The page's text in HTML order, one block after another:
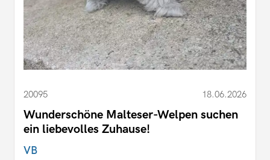
20095 18.06.2026
Wunderschöne Malteser-Welpen suchen
ein liebevolles Zuhause!
VB